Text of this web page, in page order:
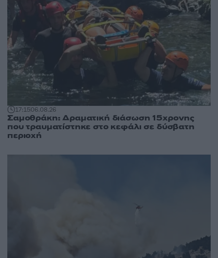
17:1506.08.26
Σαμοθράκη: Δραματική διάσωση 15χρονης
που τραυματίστηκε στο κεφάλι σε δύσβατη
περιοχή